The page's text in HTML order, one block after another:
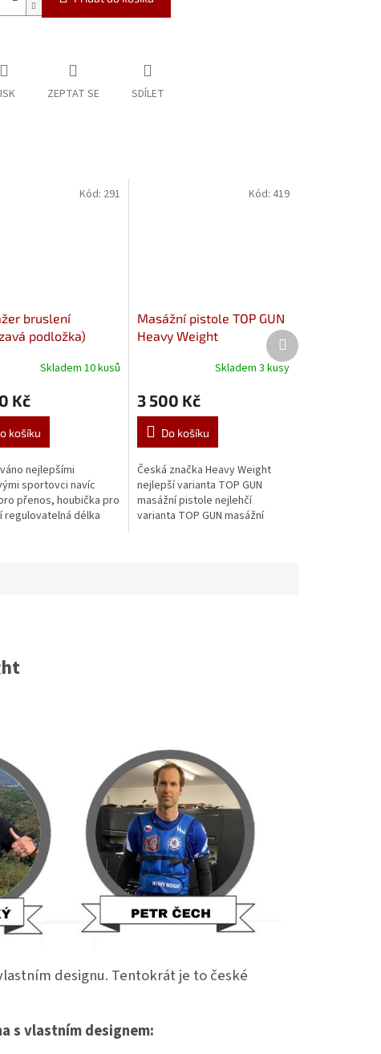
ZEPTAT SE SDÍLET
bruslení
podložka)
Skladem 10 kusů
Kč
košíku
nejlepšími
sportovci navíc
přenos, houbička pro
regulovatelná délka
Kód: 291
Masážní pistole TOP GUN
Heavy Weight
produktu
je
4,6
z
5
hvězdiček.
Skladem 3 kusy
3 500 Kč
Do košíku
Česká značka Heavy Weight
nejlepší varianta TOP GUN
masážní pistole nejlehčí
varianta TOP GUN masážní
Kód: 419
Další
produkt
designu. Tentokrát je to české
s vlastním designem: